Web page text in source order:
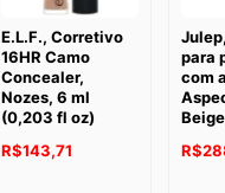
E.L.F., Corretivo
16HR Camo
Concealer,
Nozes, 6 ml
(0,203 fl oz)
R$143,71
para
com
R$